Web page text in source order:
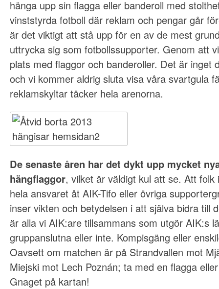
hänga upp sin flagga eller banderoll med
vinststyrda fotboll där reklam och pengar går
är det viktigt att stå upp för en av de mest
uttrycka sig som fotbollssupporter. Genom att
plats med flaggor och banderoller. Det är inget
och vi kommer aldrig sluta visa våra svartgula
reklamskyltar täcker hela arenorna.
De senaste åren har det dykt upp mycket
hängflaggor, vilket är väldigt kul att se. Att folk
hela ansvaret åt AIK-Tifo eller övriga
inser vikten och betydelsen i att själva bidra till
är alla vi AIK:are tillsammans som utgör AIK:s
gruppanslutna eller inte. Kompisgäng eller
Oavsett om matchen är på Strandvallen mot
Miejski mot Lech Poznán; ta med en flagga
Gnaget på kartan!